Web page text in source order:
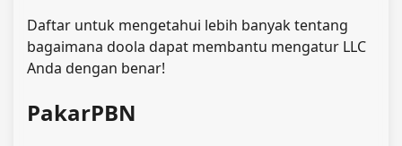
Daftar untuk mengetahui lebih banyak tentang
bagaimana doola dapat membantu mengatur LLC
Anda dengan benar!
PakarPBN